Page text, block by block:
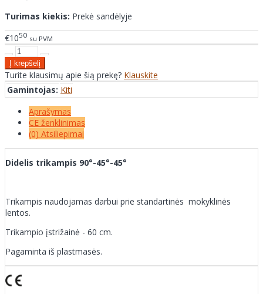
Turimas kiekis: Prekė sandėlyje
€1050 su PVM
Turite klausimų apie šią prekę? Klauskite
Gamintojas: Kiti
Aprašymas
CE ženklinimas
(0) Atsiliepimai
Didelis trikampis 90°-45°-45°
Trikampis naudojamas darbui prie standartinės mokyklinės
lentos.
Trikampio įstrižainė - 60 cm.
Pagaminta iš plastmasės.